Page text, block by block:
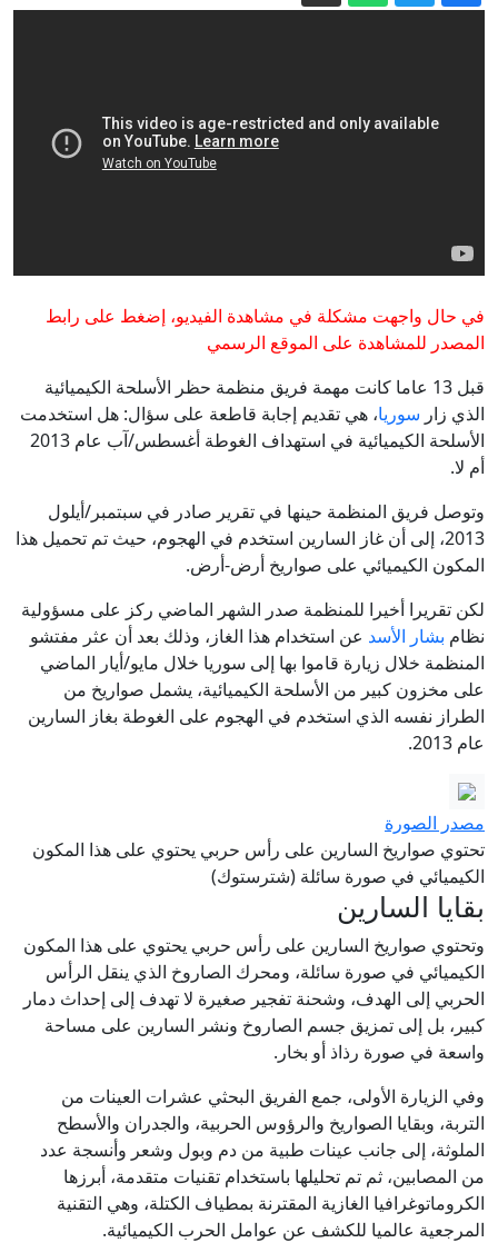
البنتاغون يمهل شركات السلاح 21 يوما
لتسريع الإنتاج
فجر الأحد.. السعودية تعلن إخماد حريق
رسائل مع واشنطن ويؤكد على شروط
في حال واجهت مشكلة في مشاهدة الفيديو، إضغط على رابط
المصدر للمشاهدة على الموقع الرسمي
قبل 13 عاما كانت مهمة فريق منظمة حظر الأسلحة الكيميائية
الذي زار سوريا، هي تقديم إجابة قاطعة على سؤال: هل استخدمت
الأسلحة الكيميائية في استهداف الغوطة أغسطس/آب عام 2013
أم لا.
وتوصل فريق المنظمة حينها في تقرير صادر في سبتمبر/أيلول
2013، إلى أن غاز السارين استخدم في الهجوم، حيث تم تحميل هذا
المكون الكيميائي على صواريخ أرض-أرض.
لكن تقريرا أخيرا للمنظمة صدر الشهر الماضي ركز على مسؤولية
نظام بشار الأسد عن استخدام هذا الغاز، وذلك بعد أن عثر مفتشو
المنظمة خلال زيارة قاموا بها إلى سوريا خلال مايو/أيار الماضي
على مخزون كبير من الأسلحة الكيميائية، يشمل صواريخ من
الطراز نفسه الذي استخدم في الهجوم على الغوطة بغاز السارين
عام 2013.
مصدر الصورة
تحتوي صواريخ السارين على رأس حربي يحتوي على هذا المكون
الكيميائي في صورة سائلة (شترستوك)
بقايا السارين
وتحتوي صواريخ السارين على رأس حربي يحتوي على هذا المكون
الكيميائي في صورة سائلة، ومحرك الصاروخ الذي ينقل الرأس
الحربي إلى الهدف، وشحنة تفجير صغيرة لا تهدف إلى إحداث دمار
كبير، بل إلى تمزيق جسم الصاروخ ونشر السارين على مساحة
واسعة في صورة رذاذ أو بخار.
وفي الزيارة الأولى، جمع الفريق البحثي عشرات العينات من
التربة، وبقايا الصواريخ والرؤوس الحربية، والجدران والأسطح
الملوثة، إلى جانب عينات طبية من دم وبول وشعر وأنسجة عدد
من المصابين، ثم تم تحليلها باستخدام تقنيات متقدمة، أبرزها
الكروماتوغرافيا الغازية المقترنة بمطياف الكتلة، وهي التقنية
المرجعية عالميا للكشف عن عوامل الحرب الكيميائية.